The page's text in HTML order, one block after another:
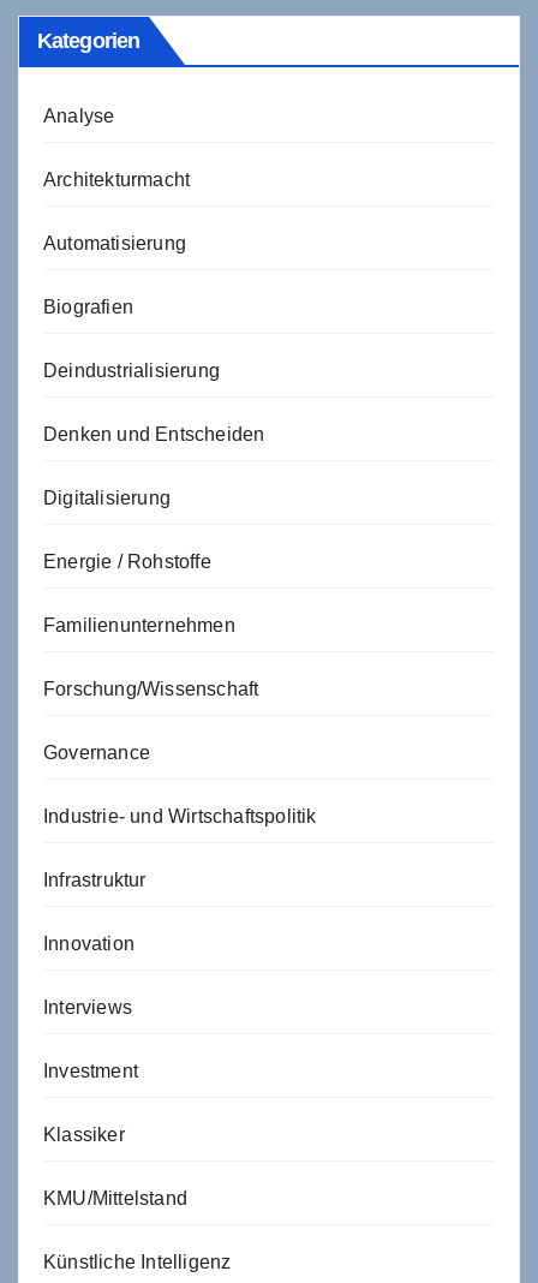
Kategorien
Analyse
Architekturmacht
Automatisierung
Biografien
Deindustrialisierung
Denken und Entscheiden
Digitalisierung
Energie / Rohstoffe
Familienunternehmen
Forschung/Wissenschaft
Governance
Industrie- und Wirtschaftspolitik
Infrastruktur
Innovation
Interviews
Investment
Klassiker
KMU/Mittelstand
Künstliche Intelligenz